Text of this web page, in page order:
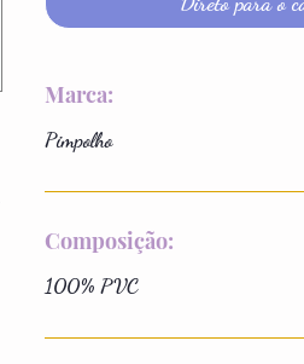
Marca:
Pimpolho
Composição:
100% PVC